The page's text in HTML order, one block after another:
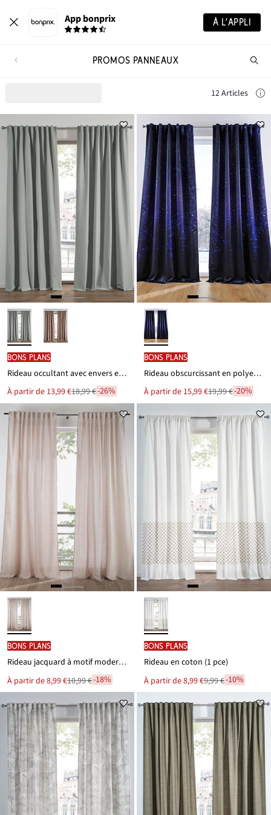
App bonprix À L’APPLI
PROMOS PANNEAUX
12 Articles
BONS PLANS
Rideau occultant avec envers enduit noir (1 pce)
À partir de Le
nouveau
est
13,99 €
Remise
à
partir
de
18,99 €
18,99 €-26%
BONS PLANS
Rideau obscurcissant en polyester recyclé (1 pce)
À partir de Le
nouveau
est
15,99 €
Remise
partir
de
19,99 €
19,99 €-20%
BONS PLANS
Rideau jacquard à motif moderne (1 pce)
À partir deLe
nouveau
est
8,99 €
Remise
partir
de
10,99 €
10,99 €-18%
BONS PLANS
Rideau en coton (1 pce)
À partir deLe
nouveau
est
8,99 €
Remise
partir
de
9,99 €
9,99 €-10%